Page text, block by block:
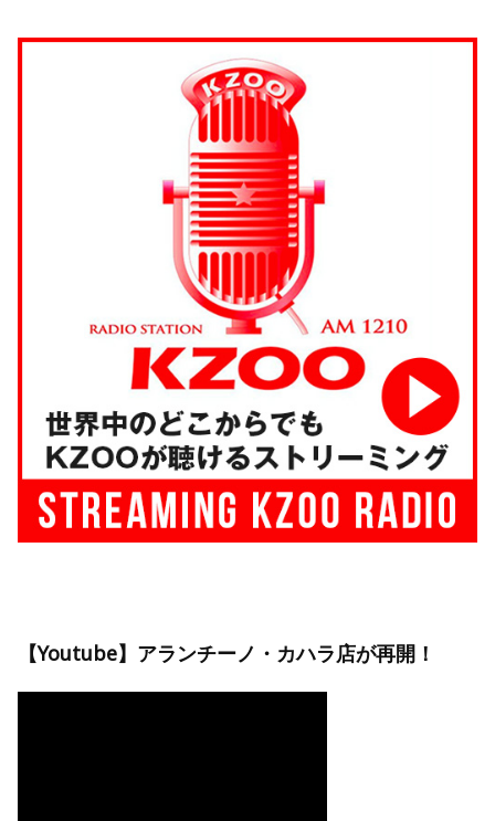
【Youtube】アランチーノ・カハラ店が再開！